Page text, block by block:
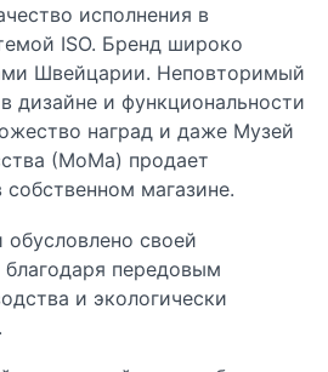
исполнения в
ISO. Бренд широко
Швейцарии. Неповторимый
дизайне и функциональности
наград и даже Музей
(МоМа) продает
магазине.
своей
передовым
и экологически